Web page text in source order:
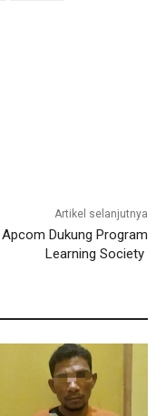
Artikel selanjutnya
Apcom Dukung Program
Learning Society